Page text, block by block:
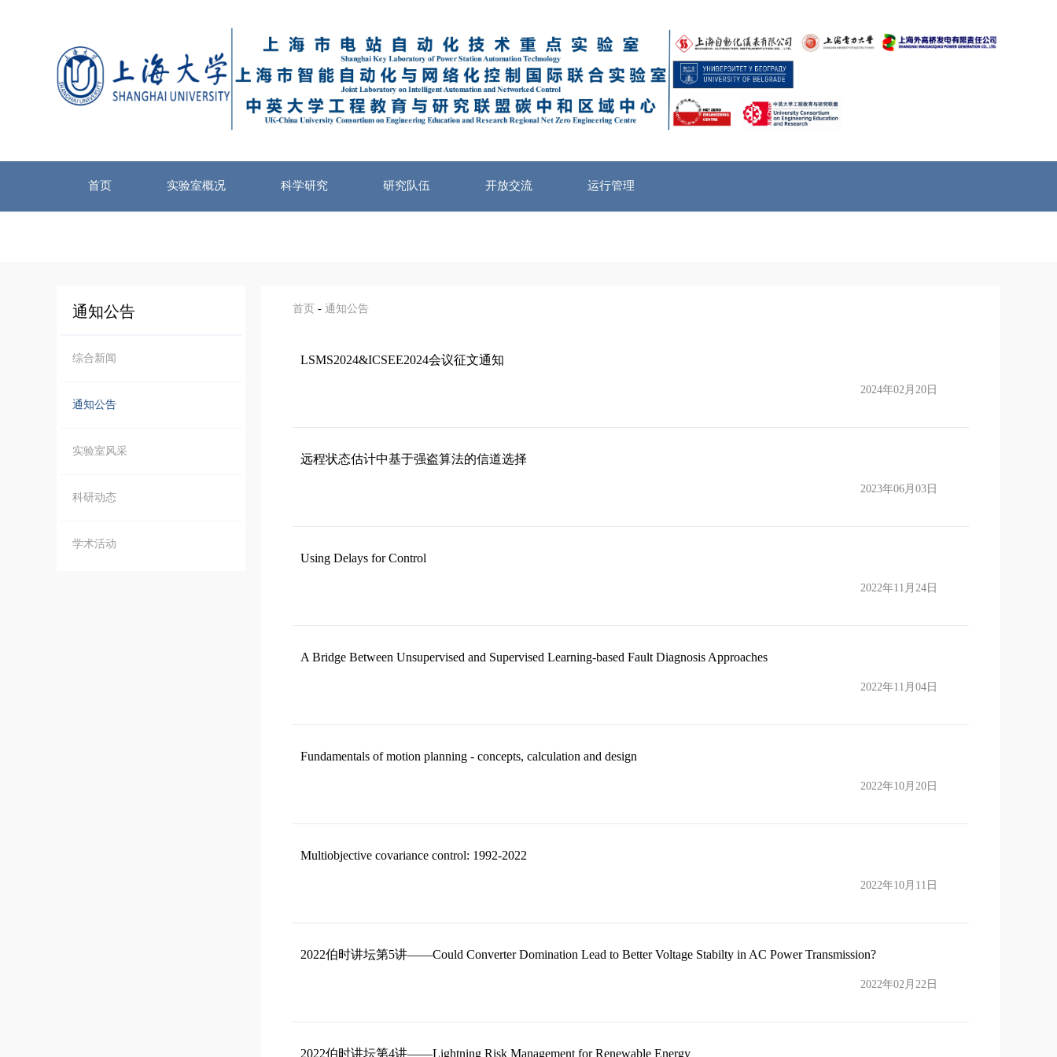
首页 实验室概况 科学研究 研究队伍 开放交流 运行管理
通知公告
综合新闻
通知公告
实验室风采
科研动态
学术活动
首页 - 通知公告
LSMS2024&ICSEE2024会议征文通知
2024年02月20日
远程状态估计中基于强盗算法的信道选择
2023年06月03日
Using Delays for Control
2022年11月24日
A Bridge Between Unsupervised and Supervised Learning-based Fault Diagnosis Approaches
2022年11月04日
Fundamentals of motion planning - concepts, calculation and design
2022年10月20日
Multiobjective covariance control: 1992-2022
2022年10月11日
2022伯时讲坛第5讲——Could Converter Domination Lead to Better Voltage Stabilty in AC Power Transmission?
2022年02月22日
2022伯时讲坛第4讲——Lightning Risk Management for Renewable Energy